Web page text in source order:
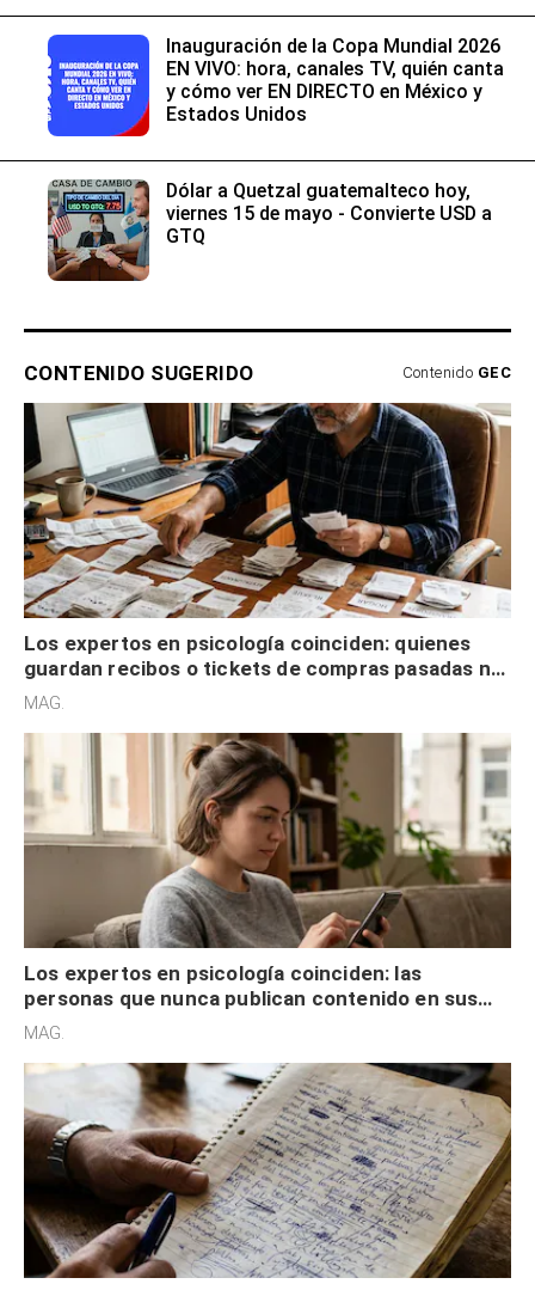
Inauguración de la Copa Mundial 2026
EN VIVO: hora, canales TV, quién canta
y cómo ver EN DIRECTO en México y
Estados Unidos
Dólar a Quetzal guatemalteco hoy,
viernes 15 de mayo - Convierte USD a
GTQ
CONTENIDO SUGERIDO Contenido GEC
Los expertos en psicología coinciden: quienes
guardan recibos o tickets de compras pasadas no
son acumuladores, sino que tienen necesidad de
MAG.
Los expertos en psicología coinciden: las
personas que nunca publican contenido en sus
redes sociales no pretenden buscar validación
MAG.